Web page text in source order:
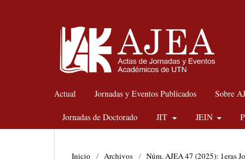
Actual Jornadas y Eventos Publicados Sobre
Jornadas de Doctorado JIT JEIN
Inicio / Archivos / Núm. AJEA 47 (2025): 1eras